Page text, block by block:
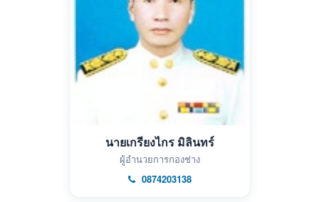
นายเกรียงไกร มิลินทร์
ผู้อำนวยการกองช่าง
0874203138